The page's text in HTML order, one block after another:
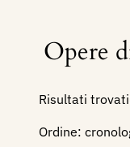
Opere
Risultati
Ordine: